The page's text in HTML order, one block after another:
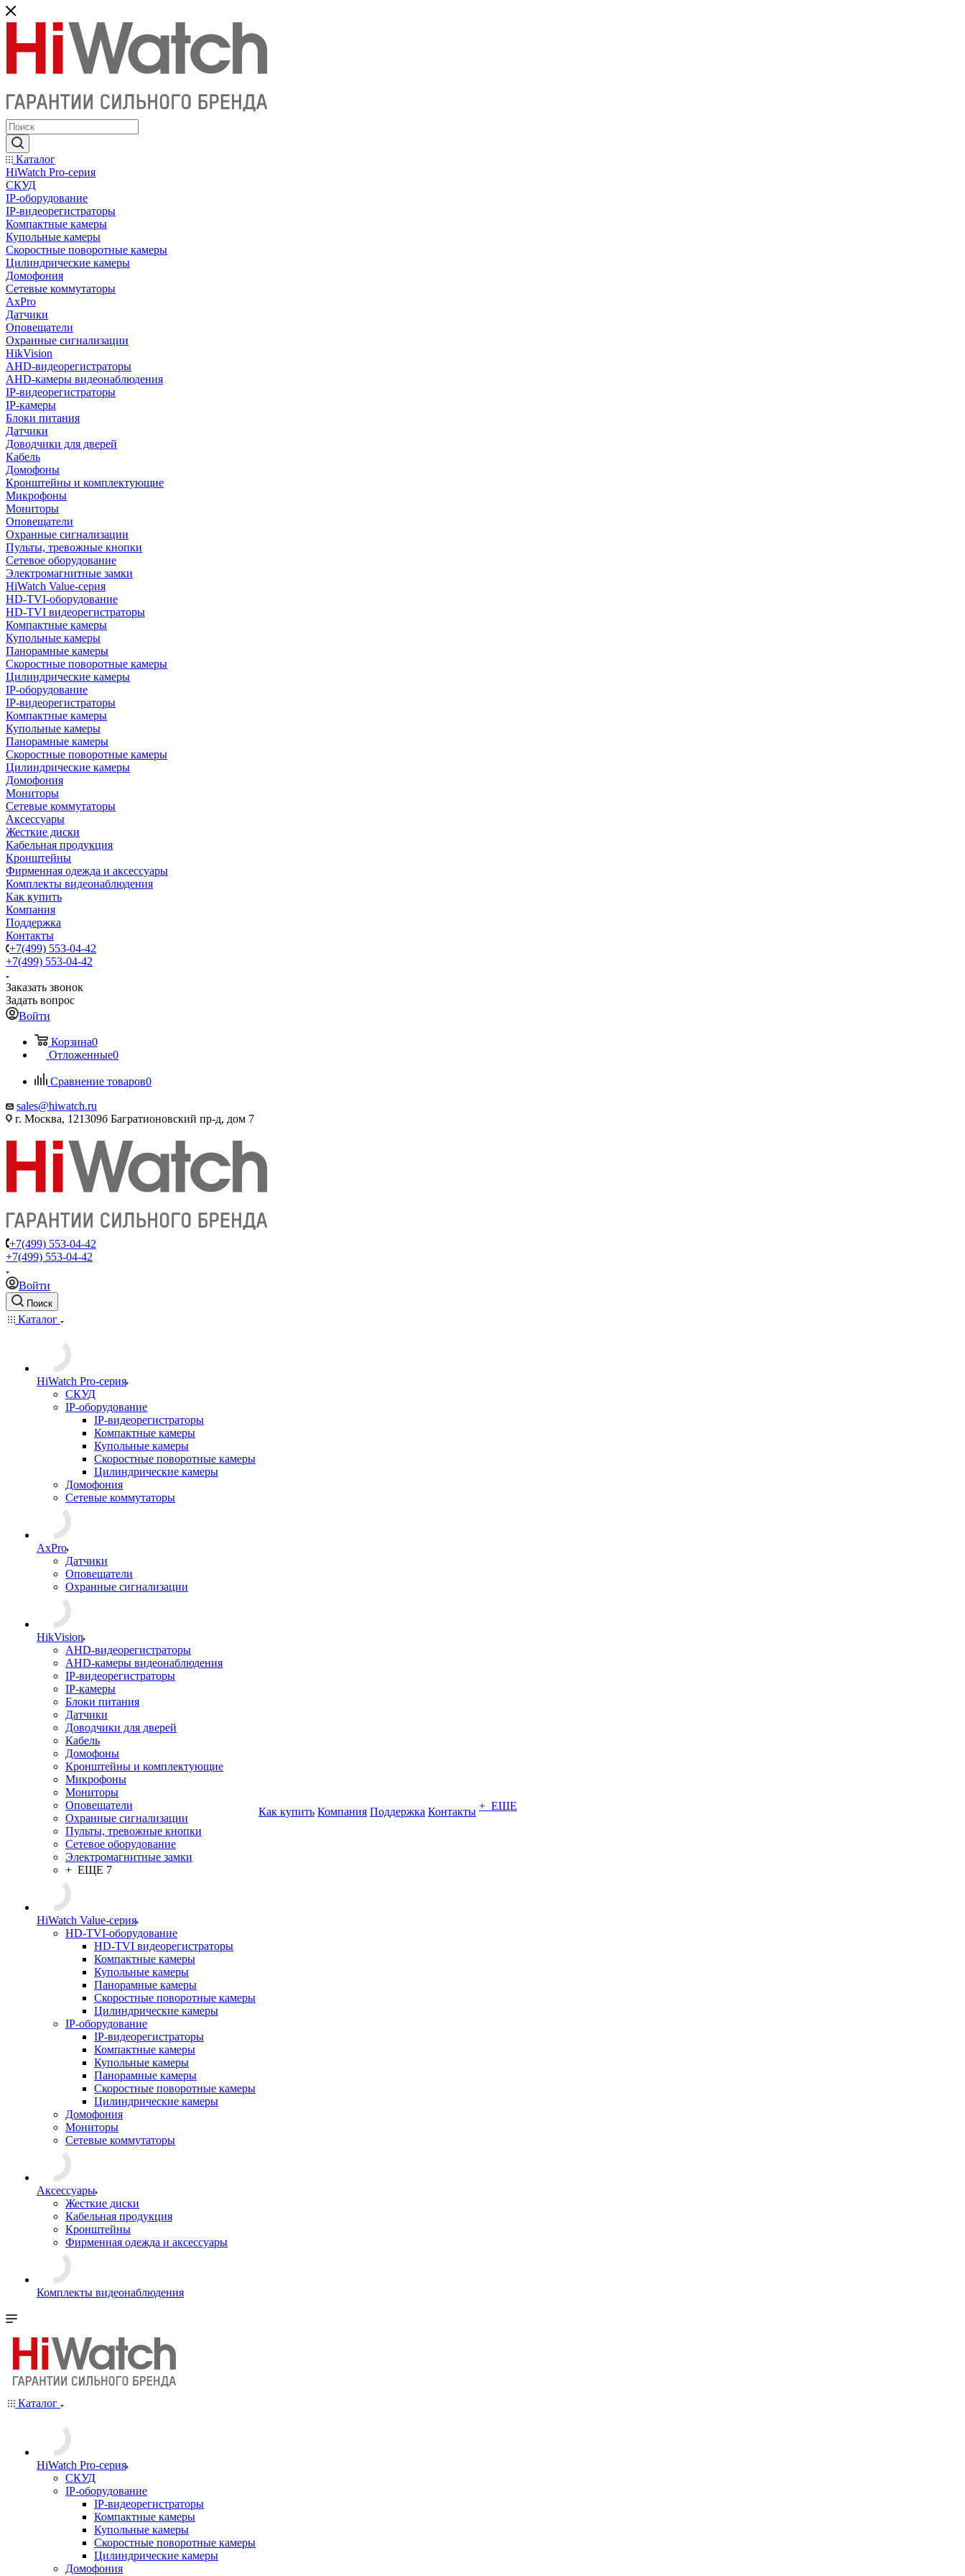
Каталог
HiWatch Pro-серия
CКУД
IP-оборудование
IP-видеорегистраторы
Компактные камеры
Купольные камеры
Скоростные поворотные камеры
Цилиндрические камеры
Домофония
Сетевые коммутаторы
AxPro
Датчики
Оповещатели
Охранные сигнализации
HikVision
AHD-видеорегистраторы
AHD-камеры видеонаблюдения
IP-видеорегистраторы
IP-камеры
Блоки питания
Датчики
Доводчики для дверей
Кабель
Домофоны
Кронштейны и комплектующие
Микрофоны
Мониторы
Оповещатели
Охранные сигнализации
Пульты, тревожные кнопки
Сетевое оборудование
Электромагнитные замки
HiWatch Value-серия
HD-TVI-оборудование
HD-TVI видеорегистраторы
Компактные камеры
Купольные камеры
Панорамные камеры
Скоростные поворотные камеры
Цилиндрические камеры
IP-оборудование
IP-видеорегистраторы
Компактные камеры
Купольные камеры
Панорамные камеры
Скоростные поворотные камеры
Цилиндрические камеры
Домофония
Мониторы
Сетевые коммутаторы
Аксессуары
Жесткие диски
Кабельная продукция
Кронштейны
Фирменная одежда и аксессуары
Комплекты видеонаблюдения
Как купить
Компания
Поддержка
Контакты
+7(499) 553-04-42
+7(499) 553-04-42
Заказать звонок
Задать вопрос
Войти
Корзина0
Отложенные0
Сравнение товаров0
sales@hiwatch.ru
г. Москва, 121309б Багратионовский пр-д, дом 7
+7(499) 553-04-42
+7(499) 553-04-42
Войти
Поиск
Каталог
HiWatch Pro-серия
CКУД
IP-оборудование
IP-видеорегистраторы
Компактные камеры
Купольные камеры
Скоростные поворотные камеры
Цилиндрические камеры
Домофония
Сетевые коммутаторы
AxPro
Датчики
Оповещатели
Охранные сигнализации
HikVision
AHD-видеорегистраторы
AHD-камеры видеонаблюдения
IP-видеорегистраторы
IP-камеры
Блоки питания
Датчики
Доводчики для дверей
Кабель
Домофоны
Кронштейны и комплектующие
Микрофоны
Мониторы
Оповещатели
Охранные сигнализации
Пульты, тревожные кнопки
Сетевое оборудование
Электромагнитные замки
+ ЕЩЕ 7
HiWatch Value-серия
HD-TVI-оборудование
HD-TVI видеорегистраторы
Компактные камеры
Купольные камеры
Панорамные камеры
Скоростные поворотные камеры
Цилиндрические камеры
IP-оборудование
IP-видеорегистраторы
Компактные камеры
Купольные камеры
Панорамные камеры
Скоростные поворотные камеры
Цилиндрические камеры
Домофония
Мониторы
Сетевые коммутаторы
Аксессуары
Жесткие диски
Кабельная продукция
Кронштейны
Фирменная одежда и аксессуары
Комплекты видеонаблюдения
Как купить Компания Поддержка Контакты + ЕЩЕ
Каталог
HiWatch Pro-серия
CКУД
IP-оборудование
IP-видеорегистраторы
Компактные камеры
Купольные камеры
Скоростные поворотные камеры
Цилиндрические камеры
Домофония